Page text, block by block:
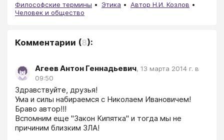
Философские термины Этика
Автор Н.И. Козлов
Человек и общество
Комментарии (8):
Агеев Антон Геннадьевич, 13 марта 2014 г. в
09:50
Здравствуйте, друзья!
Ума и силы набираемся с Николаем Ивановичем!
Браво автор!!!
Вспомним еще "Закон Кипятка" и тогда мы не